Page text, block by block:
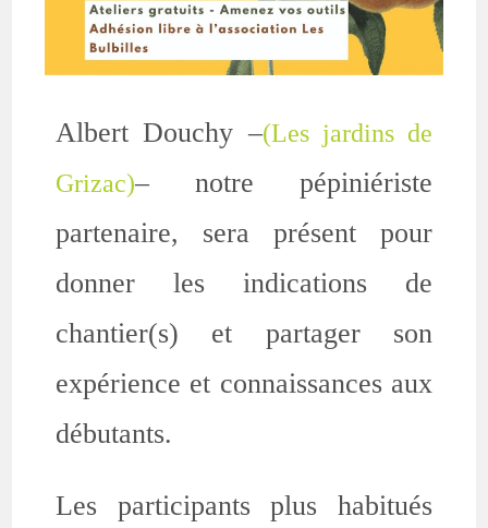
Albert Douchy –(Les jardins de
Grizac)– notre pépiniériste
partenaire, sera présent pour
donner les indications de
chantier(s) et partager son
expérience et connaissances aux
débutants.
Les participants plus habitués